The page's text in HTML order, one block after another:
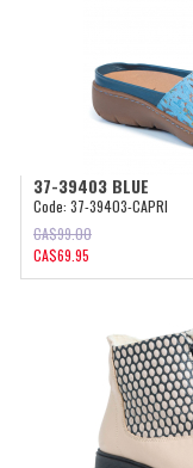
37-39403 BLUE
Code: 37-39403-CAPRI
CA$99.00
CA$69.95